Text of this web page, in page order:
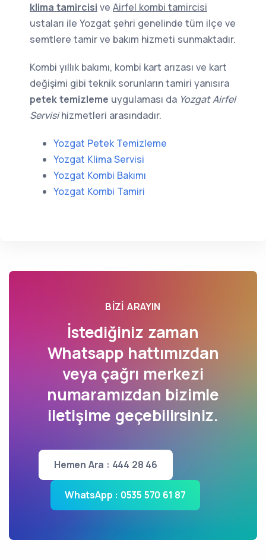
klima tamircisi ve Airfel kombi tamircisi
ustaları ile Yozgat şehri genelinde tüm ilçe ve
semtlere tamir ve bakım hizmeti sunmaktadır.
Kombi yıllık bakımı, kombi kart arızası ve kart
değişimi gibi teknik sorunların tamiri yanısıra
petek temizleme uygulaması da Yozgat Airfel
Servisihizmetleri arasındadır.
Yozgat Petek Temizleme
Yozgat Klima Servisi
Yozgat Kombi Bakımı
Yozgat Kombi Tamiri
BIZI ARAYIN
İstediğiniz zaman
Whatsapp hattımızdan
veya çağrı merkezi
numaramızdan bizimle
iletişime geçebilirsiniz.
Hemen Ara : 444 28 46
WhatsApp : 0535 570 61 87